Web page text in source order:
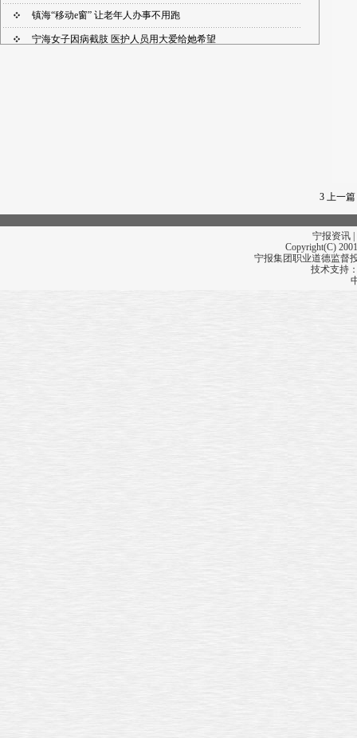
镇海“移动e窗” 让老年人办事不用跑
宁海女子因病截肢 医护人员用大爱给她希望
3 上一篇
宁报资讯
Copyright(C)
宁报集团职业道德监督
技术支持